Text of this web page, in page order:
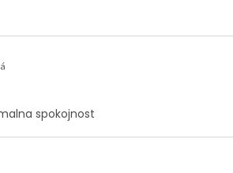
je 5 z 5 hvězdiček.
spokojnost